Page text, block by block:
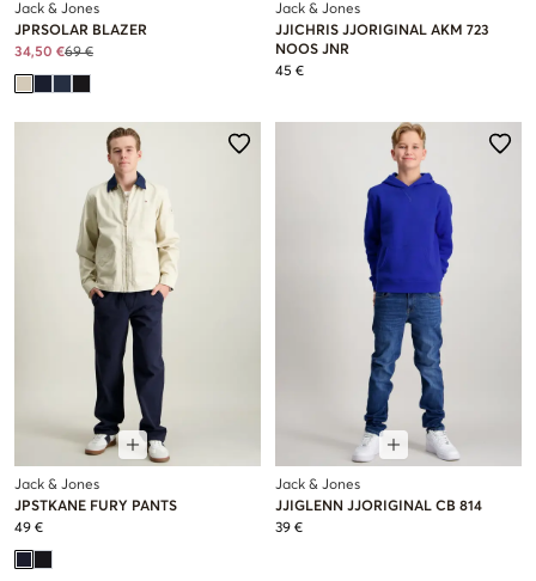
Jack & Jones
JPRSOLAR BLAZER
34,50 €69 €
Jack & Jones
JJICHRIS JJORIGINAL AKM 723
NOOS JNR
45 €
Jack & Jones
JPSTKANE FURY PANTS
49 €
Jack & Jones
JJIGLENN JJORIGINAL CB 814
39 €